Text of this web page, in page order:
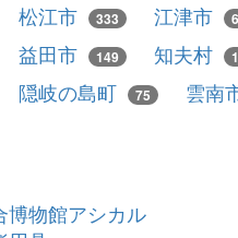
松江市 333 江津市
益田市 149 知夫村
隠岐の島町 75
雲南
博物館アシカル